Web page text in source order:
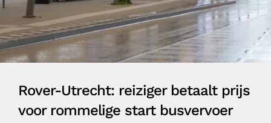
Rover-Utrecht: reiziger betaalt prijs
voor rommelige start busvervoer